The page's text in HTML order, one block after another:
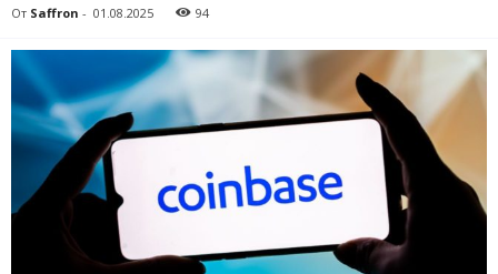
От Saffron - 01.08.2025 94